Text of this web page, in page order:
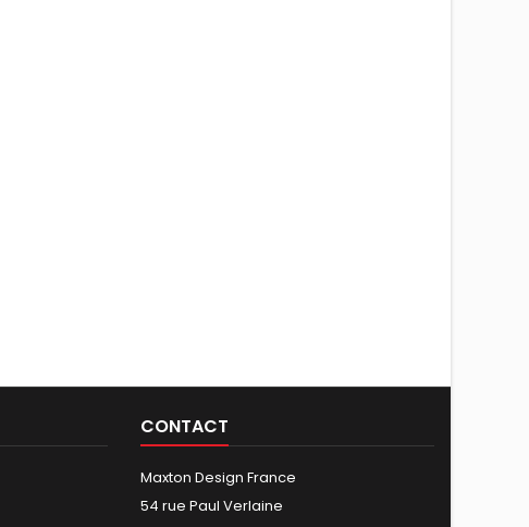
CONTACT
Maxton Design France
54 rue Paul Verlaine